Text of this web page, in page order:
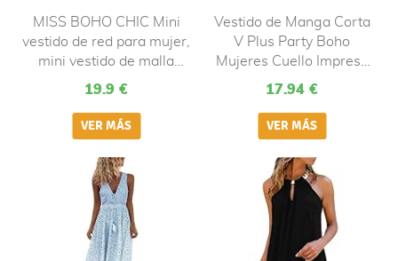
MISS BOHO CHIC Mini
vestido de red para mujer,
mini vestido de malla
negra, top corto, Negro,
19.9 €
Vestido de Manga Corta
V Plus Party Boho
Mujeres Cuello Impreso
Floral Vestido de Mujer
17.94 €